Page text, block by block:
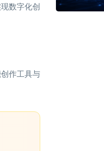
数字化创
作工具与